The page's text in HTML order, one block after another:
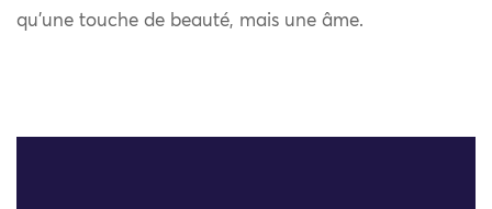
qu’une touche de beauté, mais une âme.